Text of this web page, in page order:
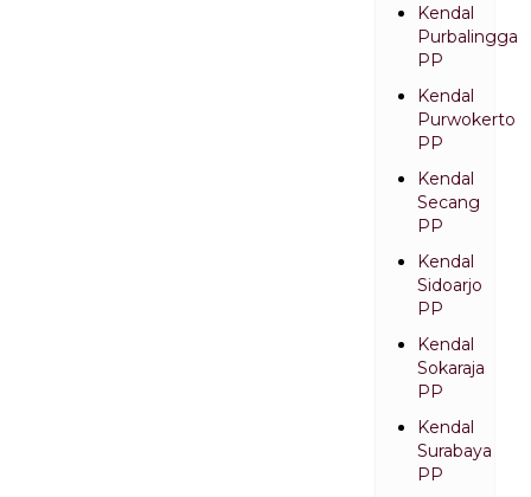
Kendal
Purbalingga
PP
Kendal
Purwokerto
PP
Kendal
Secang
PP
Kendal
Sidoarjo
PP
Kendal
Sokaraja
PP
Kendal
Surabaya
PP